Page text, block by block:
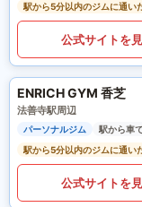
駅から5分以内のジムに通い
公式サイトを
ENRICH GYM 香芝
法善寺駅周辺
パーソナルジム
駅から車
駅から5分以内のジムに通い
公式サイトを